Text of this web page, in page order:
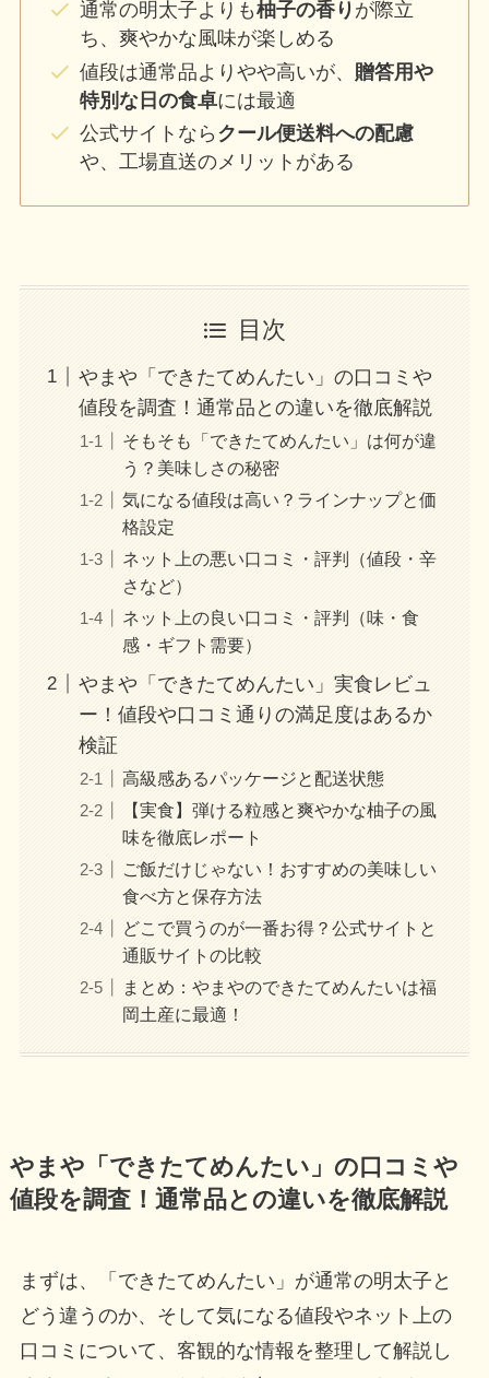
通常の明太子よりも柚子の香り が際立
ち、爽やかな風味が楽しめる
値段は通常品よりやや高いが、 贈答用や
特別な日の食卓には最適
公式サイトなら クール便送料への配慮
や、工場直送のメリットがある
目次
やまや「できたてめんたい」の口コミや
値段を調査！通常品との違いを徹底解説
そもそも「できたてめんたい」は何が違
う？美味しさの秘密
気になる値段は高い？ラインナップと価
格設定
ネット上の悪い口コミ・評判（値段・辛
さなど）
ネット上の良い口コミ・評判（味・食
感・ギフト需要）
やまや「できたてめんたい」実食レビュ
ー！値段や口コミ通りの満足度はあるか
検証
高級感あるパッケージと配送状態
【実食】弾ける粒感と爽やかな柚子の風
味を徹底レポート
ご飯だけじゃない！おすすめの美味しい
食べ方と保存方法
どこで買うのが一番お得？公式サイトと
通販サイトの比較
まとめ：やまやのできたてめんたいは福
岡土産に最適！
やまや「できたてめんたい」の口コミや
値段を調査！通常品との違いを徹底解説
まずは、「できたてめんたい」が通常の明太子と
どう違うのか、そして気になる値段やネット上の
口コミについて、客観的な情報を整理して解説し